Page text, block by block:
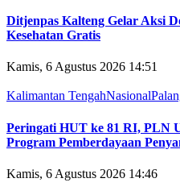
Ditjenpas Kalteng Gelar Aksi
Kesehatan Gratis
Kamis, 6 Agustus 2026 14:51
Kalimantan TengahNasional
Peringati HUT ke 81 RI, PLN
Program Pemberdayaan
Kamis, 6 Agustus 2026 14:46